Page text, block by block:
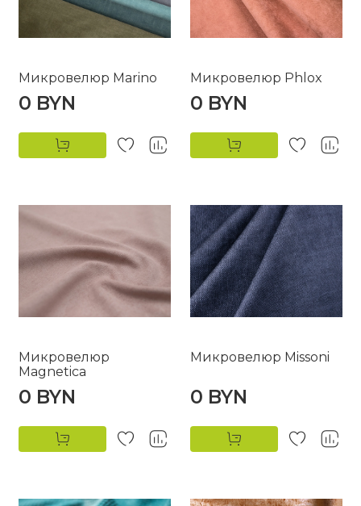
Микровелюр Marino
0 BYN
Микровелюр Phlox
0 BYN
Микровелюр
Magnetica
0 BYN
Микровелюр Missoni
0 BYN